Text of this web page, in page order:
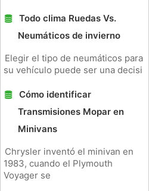
Todo clima Ruedas Vs.
Neumáticos de invierno
Elegir el tipo de neumáticos para
su vehículo puede ser una decisi
Cómo identificar
Transmisiones Mopar en
Minivans
Chrysler inventó el minivan en
1983, cuando el Plymouth
Voyager se